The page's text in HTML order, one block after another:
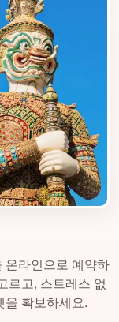
온라인으로 예약하
르고, 스트레스 없
을 확보하세요.